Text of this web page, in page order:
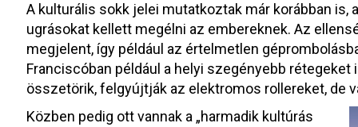
A kulturális sokk jelei mutatkoztak már korábban is,
ugrásokat kellett megélni az embereknek. Az
megjelent, így például az értelmetlen
Franciscóban például a helyi szegényebb
összetörik, felgyújtják az elektromos rollereket, de
Közben pedig ott vannak a „harmadik kultúrás